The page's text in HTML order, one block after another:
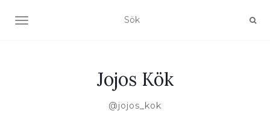
SLÅ PÅ/AV NAVIGERING
Jojos Kök
@jojos_kok